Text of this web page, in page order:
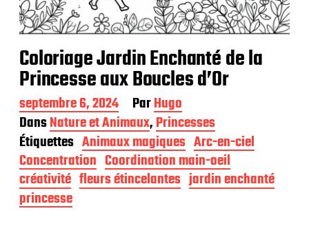
Coloriage Jardin Enchanté de la
Princesse aux Boucles d’Or
D
a
t
e
d
e
p
u
b
septembre 6, 2024 ParHugo
DansNature et Animaux,Princesses
Étiquettes Animaux magiques Arc-en-ciel
Concentration Coordination main-oeil
créativité fleurs étincelantes jardin enchanté
princesse